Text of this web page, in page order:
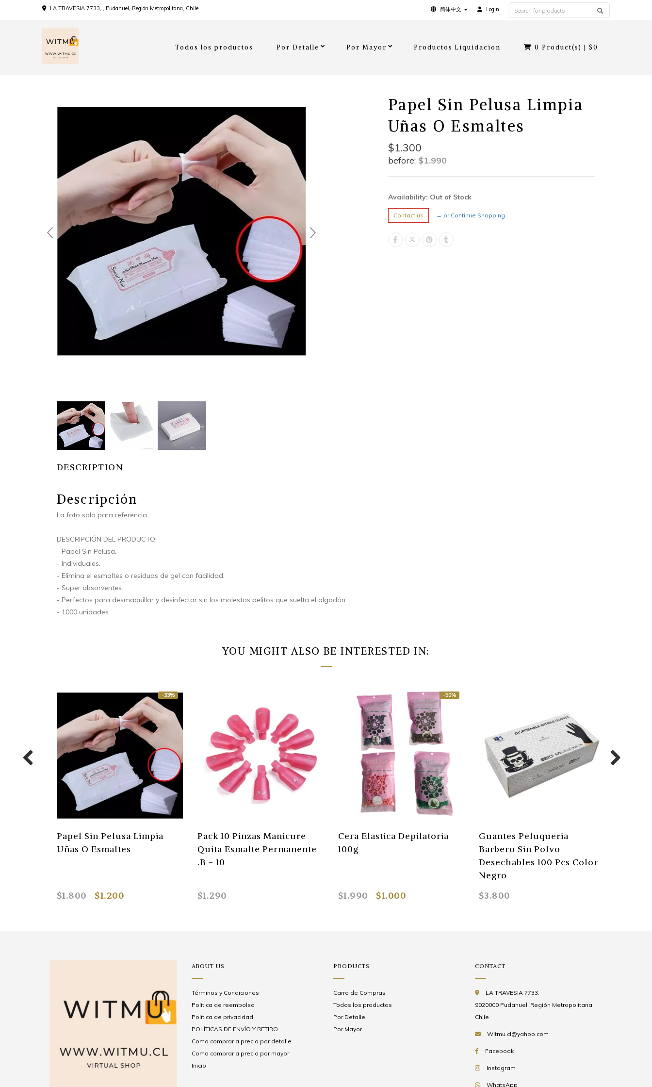
LA TRAVESIA 7733, , Pudahuel, Región Metropolitana, Chile 简体中文 Login
Todos los productos Por Detalle Por Mayor Productos Liquidacion 0 Product(s) |$0
DESCRIPTION
Descripción
La foto solo para referencia.
DESCRIPCIÓN DEL PRODUCTO:
- Papel Sin Pelusa.
- Individuales.
- Elimina el esmaltes o residuos de gel con facilidad.
- Super absorventes.
- Perfectos para desmaquillar y desinfectar sin los molestos pelitos que suelta el algodón.
- 1000 unidades.
Papel Sin Pelusa Limpia
Uñas O Esmaltes
$1.300
before: $1.990
Availability: Out of Stock
Contact us ← or Continue Shopping
YOU MIGHT ALSO BE INTERESTED IN:
-33%
Papel Sin Pelusa Limpia
Uñas O Esmaltes
$1.800 $1.200
Pack 10 Pinzas Manicure
Quita Esmalte Permanente
.B - 10
$1.290
-50%
Cera Elastica Depilatoria
100g
$1.990 $1.000
Guantes Peluqueria
Barbero Sin Polvo
Desechables 100 Pcs Color
Negro
$3.800
ABOUT US
Términos y Condiciones
Politica de reembolso
Política de privacidad
POLÍTICAS DE ENVÍO Y RETIRO
Como comprar a precio por detalle
Como comprar a precio por mayor
Inicio
PRODUCTS
Carro de Compras
Todos los productos
Por Detalle
Por Mayor
CONTACT
LA TRAVESIA 7733,
9020000 Pudahuel, Región Metropolitana
Chile
Witmu.cl@yahoo.com
Facebook
Instagram
WhatsApp